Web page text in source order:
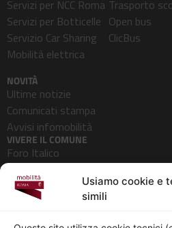
Usiamo cookie e
simili
Servizi per NCC Roma
Servizi per Botticelle
Servizio Car Sharing
Mobilità elettrica
Trasporto
Open bus
ClicBus
NOVITÀ
Ultime notizie
Comunicati stampa
Avvisi infomobilità
VIVERE IL COMUNE
Foro Italico
Pedonalizzazioni
Aeroporti